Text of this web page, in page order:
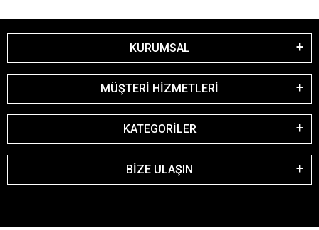
KURUMSAL
MÜŞTERİ HİZMETLERİ
KATEGORİLER
BİZE ULAŞIN